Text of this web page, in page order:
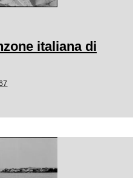
italiana di